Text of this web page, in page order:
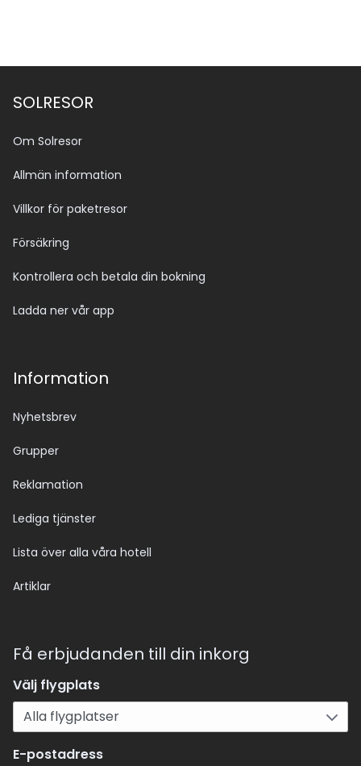
SOLRESOR
Om Solresor
Allmän information
Villkor för paketresor
Försäkring
Kontrollera och betala din bokning
Ladda ner vår app
Information
Nyhetsbrev
Grupper
Reklamation
Lediga tjänster
Lista över alla våra hotell
Artiklar
Få erbjudanden till din inkorg
Välj flygplats
E-postadress